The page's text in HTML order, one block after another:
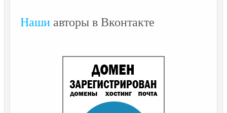
Наши авторы в Вконтакте